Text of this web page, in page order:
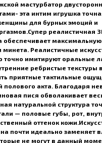
мастурбатор
эта интим игрушка
для бурных эмоций и
реалистичная
обеспечивает
минета. Реалистичные
точно имитируют оральные
ребристые текстуры
приятные тактильные
полового акта. Благодаря
пися обволакивает
натуральной структура
— половые губы, рот,
оттенок
почти идеально заменяет
не могут в данный